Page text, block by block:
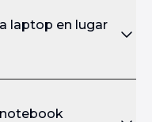
laptop en lugar